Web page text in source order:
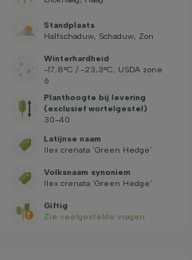
Standplaats
Halfschaduw, Schaduw, Zon
Winterhardheid
-17,8°C / -23,3°C, USDA zone
6
Planthoogte bij levering
(exclusief wortelgestel)
30-40
Latijnse naam
Ilex crenata 'Green Hedge'
Volksnaam synoniem
Ilex crenata 'Green Hedge'
Giftig
Zie veelgestelde vragen